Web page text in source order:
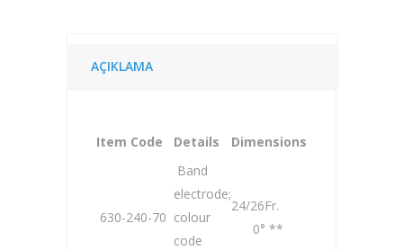
AÇIKLAMA
Item Code Details Dimensions
630-240-70
Band
electrode;
colour
code
24/26Fr.
0° **